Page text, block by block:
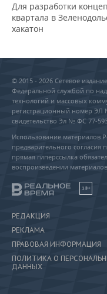
Для разработки
квартала в
хакатон
© 2015 - 2026 Сетевое
Федеральной службой по
технологий и массовых
регистрационный номер ЭЛ
свидетельство Эл № ФС 77-
Использование материалов
предварительного согласия
прямая гиперссылка
воспроизведении
18+
РЕДАКЦИЯ
РЕКЛАМА
ПРАВОВАЯ ИНФОРМАЦИЯ
ПОЛИТИКА О
ДАННЫХ